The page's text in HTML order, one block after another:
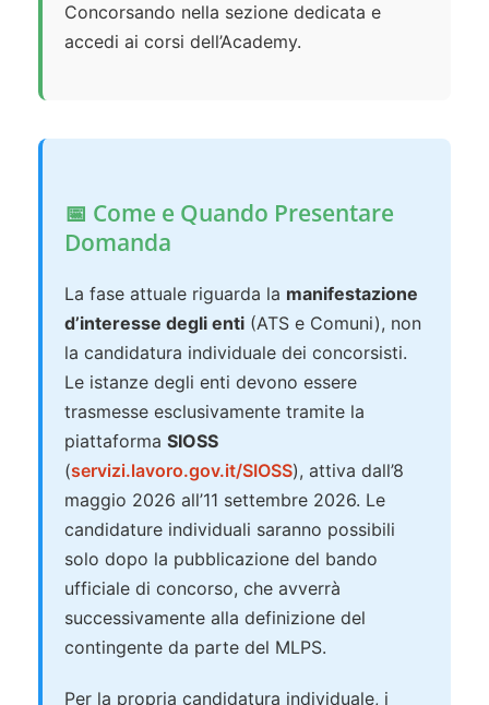
Concorsando nella sezione dedicata e
accedi ai corsi dell’Academy.
📅 Come e Quando Presentare
Domanda
La fase attuale riguarda la manifestazione
d’interesse degli enti (ATS e Comuni), non
la candidatura individuale dei concorsisti.
Le istanze degli enti devono essere
trasmesse esclusivamente tramite la
piattaforma SIOSS
(servizi.lavoro.gov.it/SIOSS), attiva dall’8
maggio 2026 all’11 settembre 2026. Le
candidature individuali saranno possibili
solo dopo la pubblicazione del bando
ufficiale di concorso, che avverrà
successivamente alla definizione del
contingente da parte del MLPS.
Per la propria candidatura individuale, i